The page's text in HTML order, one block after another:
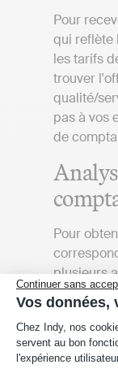
Continuer sans
Vos données,
Plateforme
Chez Indy, nos
servent au bon
l'expérience
Pour
qui reflète
les tarifs
trouver
qualité/
pas à vos
de
Pour
plusieurs
Vos